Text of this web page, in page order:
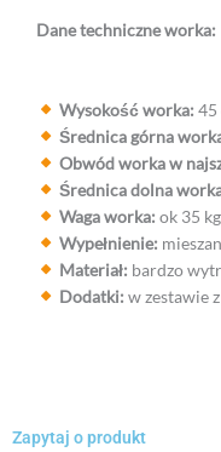
Dane techniczne worka:
Wysokość worka: 45
Średnica górna
Obwód worka w
Średnica dolna
Waga worka: ok 35 kg
Wypełnienie:
Materiał: bardzo
Dodatki: w zestawie
Zapytaj o produkt